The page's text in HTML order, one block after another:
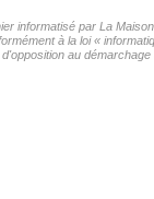
informatisé par La
à la loi «
au